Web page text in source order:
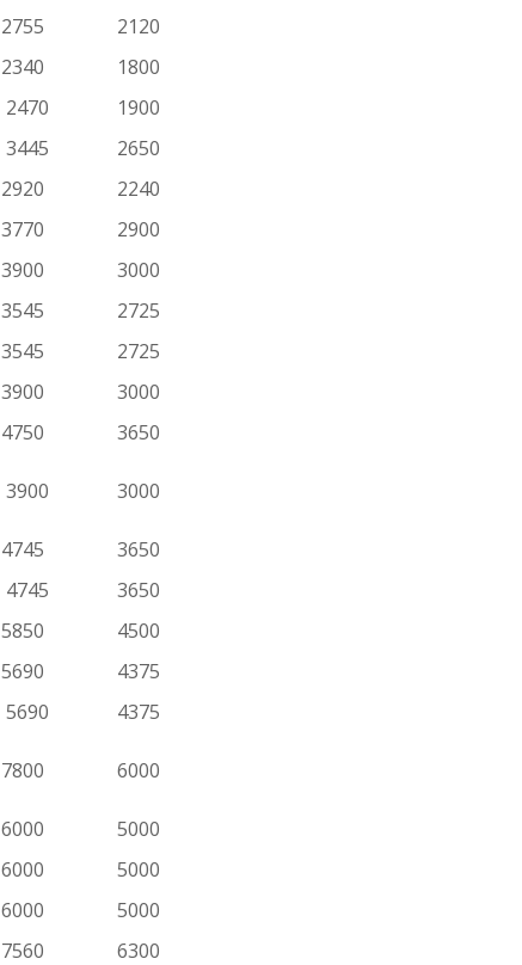
2755
2120
2340
1800
2470
1900
3445
2650
2920
2240
3770
2900
3900
3000
3545
2725
3545
2725
3900
3000
4750 3650
3900 3000
4745
3650
4745
3650
5850
4500
5690
4375
5690 4375
7800 6000
6000
5000
6000
5000
6000
5000
7560
6300